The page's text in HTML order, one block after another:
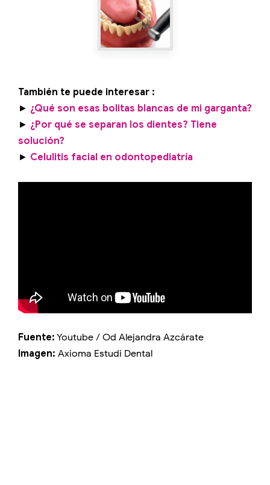
También te puede interesar :
► ¿Qué son esas bolitas blancas de mi garganta?
► ¿Por qué se separan los dientes? Tiene
solución?
► Celulitis facial en odontopediatría
Fuente: Youtube / Od Alejandra Azcárate
Imagen: Axioma Estudi Dental